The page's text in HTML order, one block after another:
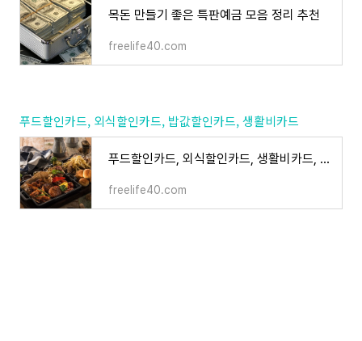
목돈 만들기 좋은 특판예금 모음 정리 추천
freelife40.com
푸드할인카드, 외식할인카드, 밥값할인카드, 생활비카드
푸드할인카드, 외식할인카드, 생활비카드, 밥값할인카드 추천
freelife40.com